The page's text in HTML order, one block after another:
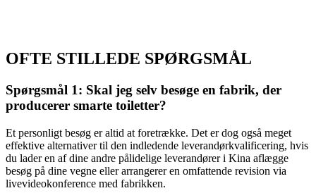
OFTE STILLEDE SPØRGSMÅL
Spørgsmål 1: Skal jeg selv besøge en fabrik, der
producerer smarte toiletter?
Et personligt besøg er altid at foretrække. Det er dog også meget
effektive alternativer til den indledende leverandørkvalificering, hvis
du lader en af dine andre pålidelige leverandører i Kina aflægge
besøg på dine vegne eller arrangerer en omfattende revision via
livevideokonference med fabrikken.